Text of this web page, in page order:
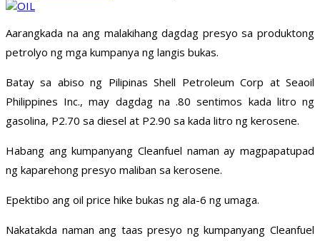
Aarangkada na ang malakihang dagdag presyo sa produktong
petrolyo ng mga kumpanya ng langis bukas.
Batay sa abiso ng Pilipinas Shell Petroleum Corp at Seaoil
Philippines Inc., may dagdag na .80 sentimos kada litro ng
gasolina, P2.70 sa diesel at P2.90 sa kada litro ng kerosene.
Habang ang kumpanyang Cleanfuel naman ay magpapatupad
ng kaparehong presyo maliban sa kerosene.
Epektibo ang oil price hike bukas ng ala-6 ng umaga.
Nakatakda naman ang taas presyo ng kumpanyang Cleanfuel